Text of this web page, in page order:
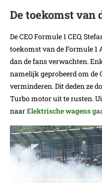
De toekomst van
De CEO Formule 1 CEO,
toekomst van de Formule 1
dan de fans verwachten.
namelijk geprobeerd om de
verminderen. Dit deden ze
Turbo motor uit te rusten.
naarElektrische wagens